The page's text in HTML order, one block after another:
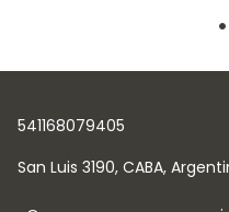
541168079405